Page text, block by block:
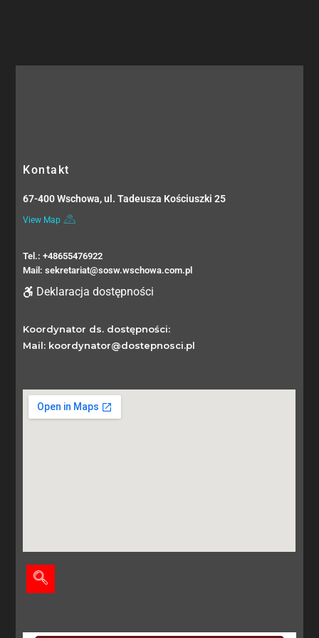
Kontakt
67-400 Wschowa, ul. Tadeusza Kościuszki 25
View Map
Tel.: +48655476922
Mail: sekretariat@sosw.wschowa.com.pl
Deklaracja dostępności
Koordynator ds. dostępności:
Mail: koordynator@dostepnosci.pl